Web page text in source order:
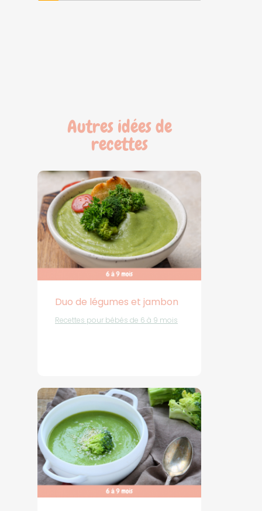
Autres idées de
recettes
Duo de légumes et jambon
Recettes pour bébés de 6 à 9 mois